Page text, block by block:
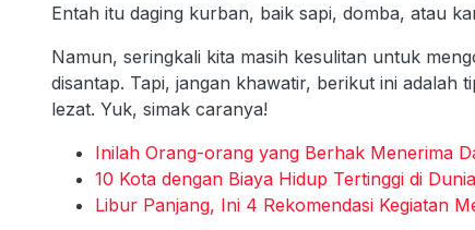
Entah itu daging kurban, baik sapi, domba, atau
Namun, seringkali kita masih kesulitan untuk
disantap. Tapi, jangan khawatir, berikut ini adalah
lezat. Yuk, simak caranya!
Inilah Orang-orang yang Berhak Menerima
10 Kota dengan Biaya Hidup Tertinggi di
Libur Panjang, Ini 4 Rekomendasi Kegiatan